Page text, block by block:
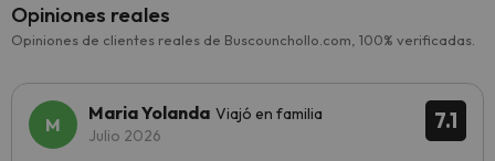
Opiniones reales
Opiniones de clientes reales de Buscounchollo.com, 100% verificadas.
7.1
Maria Yolanda Viajó en familia
Julio 2026